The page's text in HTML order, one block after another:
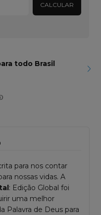
CALCULAR
todo Brasil
para nos contar
nossas vidas. A
: Edição Global foi
uma melhor
Palavra de Deus para